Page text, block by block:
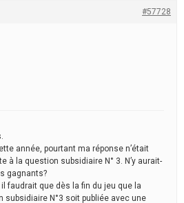
#57728
année, pourtant ma réponse n’était
à la question subsidiaire N° 3. N’y aurait-
gagnants?
faudrait que dès la fin du jeu que la
subsidiaire N°3 soit publiée avec une